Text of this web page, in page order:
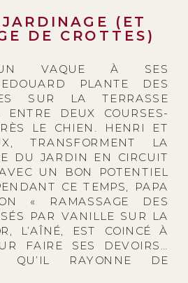
(ET
DE CROTTES)
VAQUE À SES
EDOUARD PLANTE DES
SUR LA TERRASSE
DEUX COURSES-
LE CHIEN. HENRI ET
TRANSFORMENT LA
DU JARDIN EN CIRCUIT
UN BON POTENTIEL
CE TEMPS, PAPA
« RAMASSAGE DES
PAR VANILLE SUR LA
L’AÎNÉ, EST COINCÉ À
FAIRE SES DEVOIRS…
QU’IL RAYONNE DE